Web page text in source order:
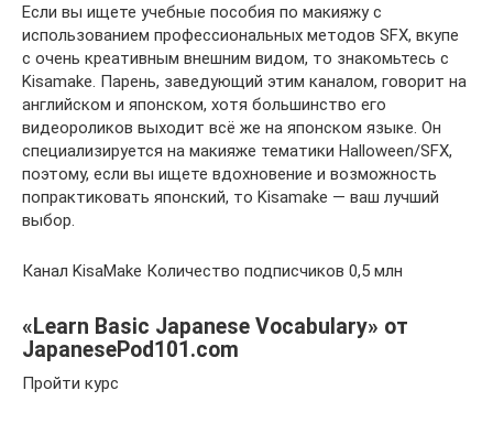
Если вы ищете учебные пособия по макияжу с
использованием профессиональных методов SFX, вкупе
с очень креативным внешним видом, то знакомьтесь с
Kisamake. Парень, заведующий этим каналом, говорит на
английском и японском, хотя большинство его
видеороликов выходит всё же на японском языке. Он
специализируется на макияже тематики Halloween/SFX,
поэтому, если вы ищете вдохновение и возможность
попрактиковать японский, то Kisamake — ваш лучший
выбор.
Канал KisaMake Количество подписчиков 0,5 млн
«Learn Basic Japanese Vocabulary» от
JapanesePod101.com
Пройти курс